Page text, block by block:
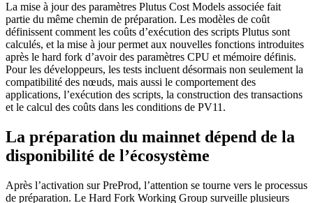
La mise à jour des paramètres Plutus Cost Models associée fait
partie du même chemin de préparation. Les modèles de coût
définissent comment les coûts d’exécution des scripts Plutus sont
calculés, et la mise à jour permet aux nouvelles fonctions introduites
après le hard fork d’avoir des paramètres CPU et mémoire définis.
Pour les développeurs, les tests incluent désormais non seulement la
compatibilité des nœuds, mais aussi le comportement des
applications, l’exécution des scripts, la construction des transactions
et le calcul des coûts dans les conditions de PV11.
La préparation du mainnet dépend de la
disponibilité de l’écosystème
Après l’activation sur PreProd, l’attention se tourne vers le processus
de préparation. Le Hard Fork Working Group surveille plusieurs